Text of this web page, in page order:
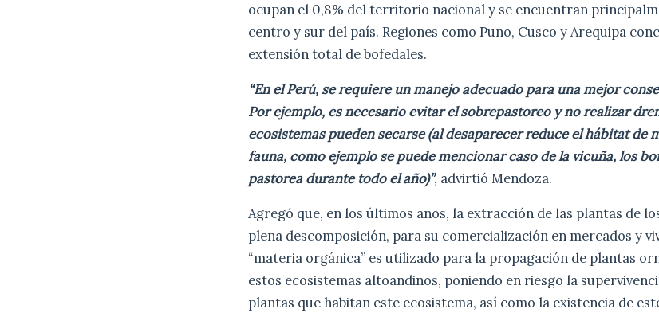
ocupan el 0,8% del territorio nacional y se encuentran
centro y sur del país. Regiones como Puno, Cusco y Arequipa
extensión total de bofedales.
“En el Perú, se requiere un manejo adecuado para una mejor
Por ejemplo, es necesario evitar el sobrepastoreo y no realizar
ecosistemas pueden secarse (al desaparecer reduce el hábitat de
fauna, como ejemplo se puede mencionar caso de la vicuña, los
pastorea durante todo el año)”, advirtió Mendoza.
Agregó que, en los últimos años, la extracción de las plantas de
plena descomposición, para su comercialización en mercados y
“materia orgánica” es utilizado para la propagación de plantas
estos ecosistemas altoandinos, poniendo en riesgo la
plantas que habitan este ecosistema, así como la existencia de